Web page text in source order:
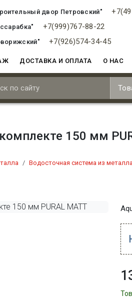
двор Петровский"
+7(999)767-88-22
+7(926)574-34-45
ДОСТАВКА И ОПЛАТА О НАС
150 мм
Водосточная система из